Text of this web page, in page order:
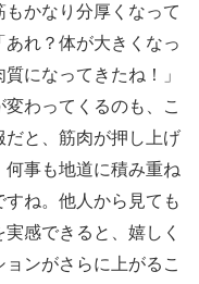
かなり分厚くなって
れ？体が大きくなっ
になってきたね！」
わってくるのも、こ
と、筋肉が押し上げ
事も地道に積み重ね
ね。他人から見ても
感できると、嬉しく
ンがさらに上がるこ